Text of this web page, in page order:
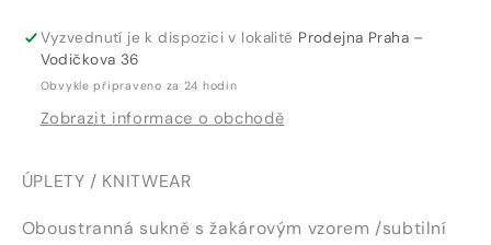
Vyzvednutí je k dispozici v lokalitě Prodejna Praha –
Vodičkova 36
Obvykle připraveno za 24 hodin
Zobrazit informace o obchodě
ÚPLETY / KNITWEAR
Oboustranná sukně s žakárovým vzorem /subtilní